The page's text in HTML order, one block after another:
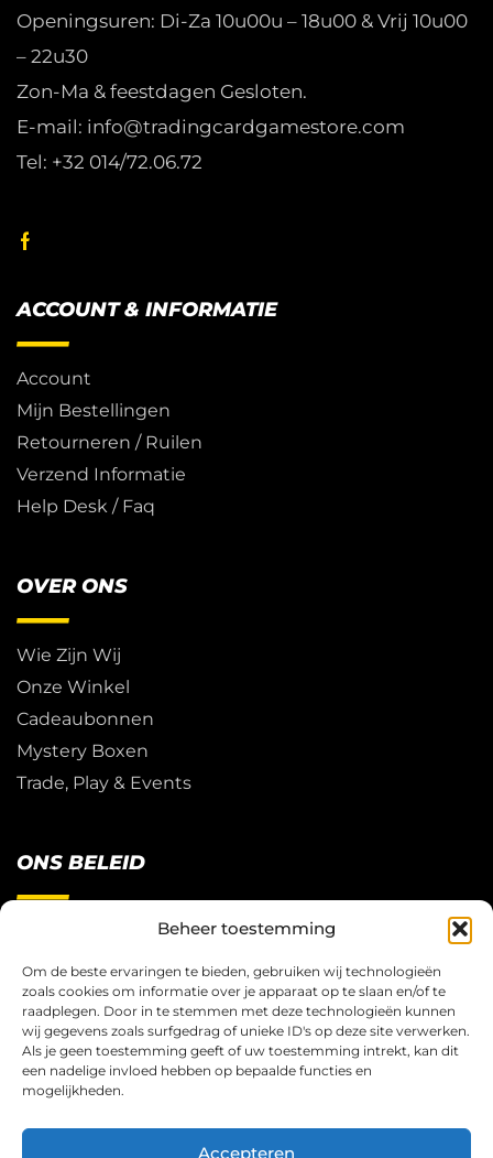
Beheer toestemming
Om de beste ervaringen te bieden, gebruiken wij technologieën
zoals cookies om informatie over je apparaat op te slaan en/of te
raadplegen. Door in te stemmen met deze technologieën kunnen
wij gegevens zoals surfgedrag of unieke ID's op deze site verwerken.
Als je geen toestemming geeft of uw toestemming intrekt, kan dit
een nadelige invloed hebben op bepaalde functies en
mogelijkheden.
Accepteren
Openingsuren: Di-Za 10u00u – 18u00 & Vrij 10u00
– 22u30
Zon-Ma & feestdagen Gesloten.
E-mail: info@tradingcardgamestore.com
Tel: +32 014/72.06.72
ACCOUNT & INFORMATIE
Account
Mijn Bestellingen
Retourneren / Ruilen
Verzend Informatie
Help Desk / Faq
OVER ONS
Wie Zijn Wij
Onze Winkel
Cadeaubonnen
Mystery Boxen
Trade, Play & Events
ONS BELEID
Restitutie Beleid
Privacy
Cookies
Algemene Voorwaarden
© Copyright 2026 – Trading Card Game Store Bv.